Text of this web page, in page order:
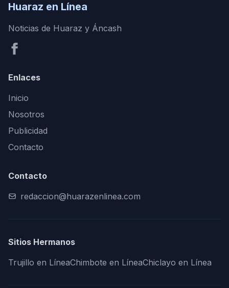
Huaraz en Línea
Noticias de Huaraz y Áncash
Enlaces
Inicio
Nosotros
Publicidad
Contacto
Contacto
redaccion@huarazenlinea.com
Sitios Hermanos
Trujillo en LíneaChimbote en LíneaChiclayo en Línea